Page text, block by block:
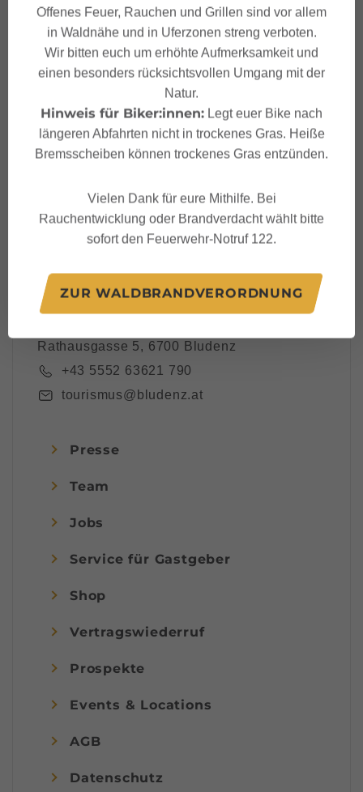
Dein Bludenz Newslett
er
Ich akzeptiere die Datenschutzbestimmungen
Alpenstadt Bludenz Tourismus
Rathausgasse 5, 6700 Bludenz
+43 5552 63621 790
tourismus@bludenz.at
Presse
Team
Jobs
Service für Gastgeber
Shop
Vertragswiederruf
Prospekte
Events & Locations
AGB
Datenschutz
Offenes Feuer, Rauchen und Grillen sind vor allem
in Waldnähe und in Uferzonen streng verboten.
Wir bitten euch um erhöhte Aufmerksamkeit und
einen besonders rücksichtsvollen Umgang mit der
Natur.
Hinweis für Biker:innen: Legt euer Bike nach
längeren Abfahrten nicht in trockenes Gras. Heiße
Bremsscheiben können trockenes Gras entzünden.
Vielen Dank für eure Mithilfe. Bei
Rauchentwicklung oder Brandverdacht wählt bitte
sofort den Feuerwehr-Notruf 122.
ZUR WALDBRANDVERORDNUNG